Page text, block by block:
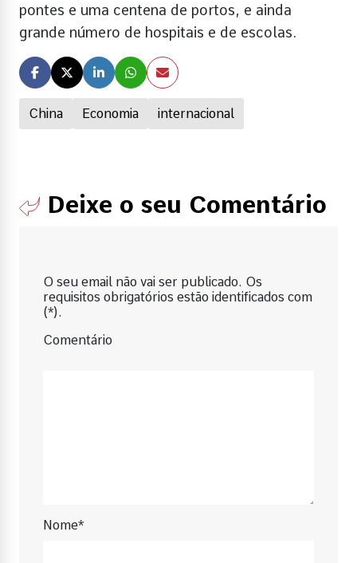
China Economia internacional
pontes e uma centena de portos, e ainda
grande número de hospitais e de escolas.
Deixe o seu Comentário
O seu email não vai ser publicado. Os
requisitos obrigatórios estão identificados com
(*).
Comentário
Nome*